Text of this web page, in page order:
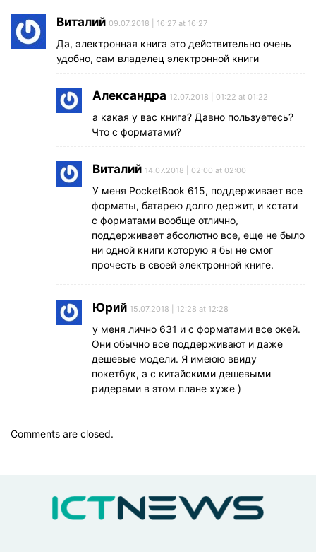
Виталий 09.07.2018 | 16:27 at 16:27
Да, электронная книга это действительно очень
удобно, сам владелец электронной книги
Александра 12.07.2018 | 01:22 at 01:22
а какая у вас книга? Давно пользуетесь?
Что с форматами?
Виталий 14.07.2018 | 02:00 at 02:00
У меня PocketBook 615, поддерживает все
форматы, батарею долго держит, и кстати
с форматами вообще отлично,
поддерживает абсолютно все, еще не было
ни одной книги которую я бы не смог
прочесть в своей электронной книге.
Юрий 15.07.2018 | 12:28 at 12:28
у меня лично 631 и с форматами все окей.
Они обычно все поддерживают и даже
дешевые модели. Я имеюю ввиду
покетбук, а с китайскими дешевыми
ридерами в этом плане хуже )
Comments are closed.